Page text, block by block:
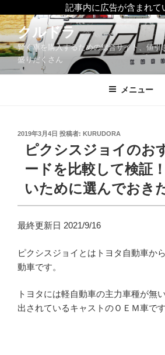
記事内に広告が含まれて
コ
ン
テ
ツ
クルドラ
賢く車を購入するための総合サイト、値引
盛りだくさん
メニュー
投
2019年3月4日 投稿者: KURUDORA
ピクシスジョイのお
ードを比較して検証
いために選んでおき
最終更新日 2021/9/16
ピクシスジョイとはトヨタ自動車か
動車です。
トヨタには軽自動車の主力車種が無
出されているキャストのＯＥＭ車です